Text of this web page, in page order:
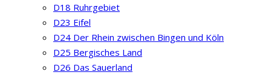
D18 Ruhrgebiet
D23 Eifel
D24 Der Rhein zwischen Bingen und Köln
D25 Bergisches Land
D26 Das Sauerland